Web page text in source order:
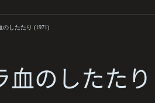
のしたたり (1971)
血のしたた